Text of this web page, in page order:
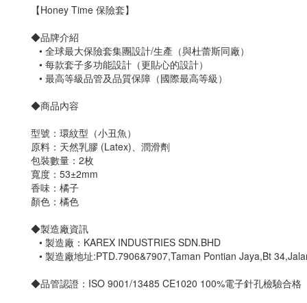
【Honey Time 保險套】
◆品牌介紹
• 全球最大保險套集團設計/生產（與杜蕾斯同廠）
• 每款套子多功能設計（更貼心的設計）
• 最高等級品管及品質保障（國際最高等級）
◆商品內容
型號：環紋型 （小丑魚）
原料：天然乳膠 (Latex)、潤滑劑
包裝數量：2枚
寬度：53±2mm
香味：橘子
顏色：橘色
◆製造廠資訊
• 製造廠：KAREX INDUSTRIES SDN.BHD
• 製造廠地址:PTD.7906&7907,Taman Pontian Jaya,Bt
◆品管認證：ISO 9001/13485 CE1020 100%電子針孔檢驗合格